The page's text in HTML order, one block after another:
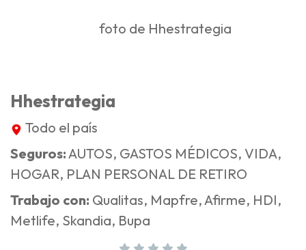
Hhestrategia
Todo el país
Seguros:AUTOS, GASTOS MÉDICOS, VIDA,
HOGAR, PLAN PERSONAL DE RETIRO
Trabajo con: Qualitas, Mapfre, Afirme, HDI,
Metlife, Skandia, Bupa